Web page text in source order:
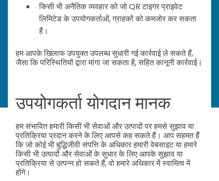
किसी भी अनैतिक व्यवहार को जो QR टाइगर प्राइवेट
लिमिटेड के उपयोगकर्ताओं, ग्राहकों को कमजोर कर सकता
है।
हम आपके खिलाफ उपयुक्त उपलब्ध सुधारी गई कार्रवाई ले सकते हैं,
जैसा कि परिस्थितियों द्वारा मांगा जा सकता है, सहित कानूनी कार्रवाई।
उपयोगकर्ता योगदान मानक
हम संभावित हमारी किसी भी सेवाओं और उत्पादों पर हमसे सुझाव या
प्रतिक्रिया प्रदान करने के लिए आपसे कह सकते हैं। आप सहमत हैं
कि जो कोई भी बुद्धिजीवी संपत्ति के अधिकार हमारी वेबसाइट या हमारे
किसी भी उत्पादों और सेवाओं के सुधार के लिए आपके सुझाव या
प्रतिक्रिया से उत्पन्न हो सकते हैं, वो हमारे अधिकार में स्वामित्व में
होंगे।